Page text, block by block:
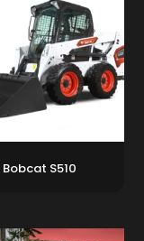
Bobcat S510